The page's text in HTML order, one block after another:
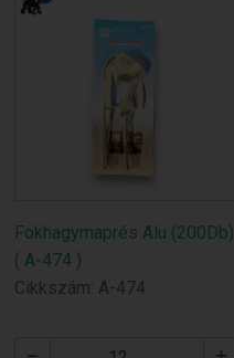
Fokhagymaprés Alu (200Db)
( A-474 )
Cikkszám: A-474